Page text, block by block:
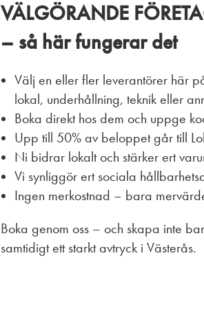
VÄLGÖRANDE
– så här fungerar det
Välj en eller fler leverantörer här
lokal, underhållning, teknik eller
Boka direkt hos dem och uppge
Upp till 50% av beloppet går till
Ni bidrar lokalt och stärker ert
Vi synliggör ert sociala
Ingen merkostnad – bara
Boka genom oss – och skapa inte
samtidigt ett starkt avtryck i Västerås.